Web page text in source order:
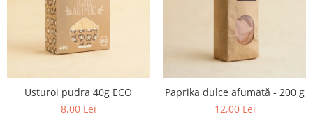
Usturoi pudra 40g ECO
8,00 Lei
Paprika dulce afumată - 200 g
12,00 Lei